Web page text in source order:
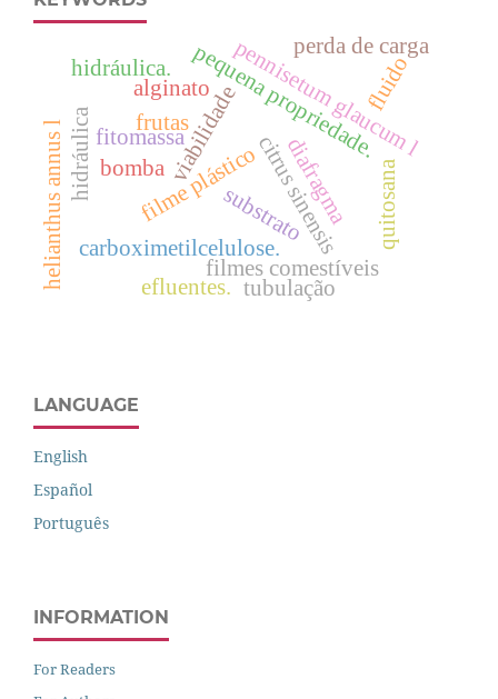
citrus sinensis
filmes comestíveis
filme plástico
viabilidade
frutaspequena propriedade.
pennisetum glaucum l
fitomassa
substrato quitosana
alginato
carboximetilcelulose.
perda de carga
fluido
tubulação
hidráulica
efluentes.
bomba diafragma
hidráulica.
helianthus annus l
LANGUAGE
English
Español
Português
INFORMATION
For Readers